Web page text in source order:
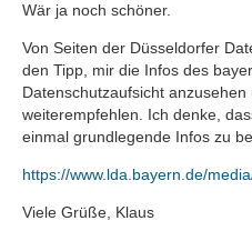
Wär ja noch schöner.
Von Seiten der Düsseldorfer
den Tipp, mir die Infos des
Datenschutzaufsicht
weiterempfehlen. Ich denke,
einmal grundlegende Infos zu
https://www.lda.bayern.de/
Viele Grüße, Klaus